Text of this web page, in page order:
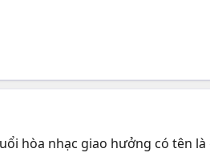
hòa nhạc giao hưởng có tên